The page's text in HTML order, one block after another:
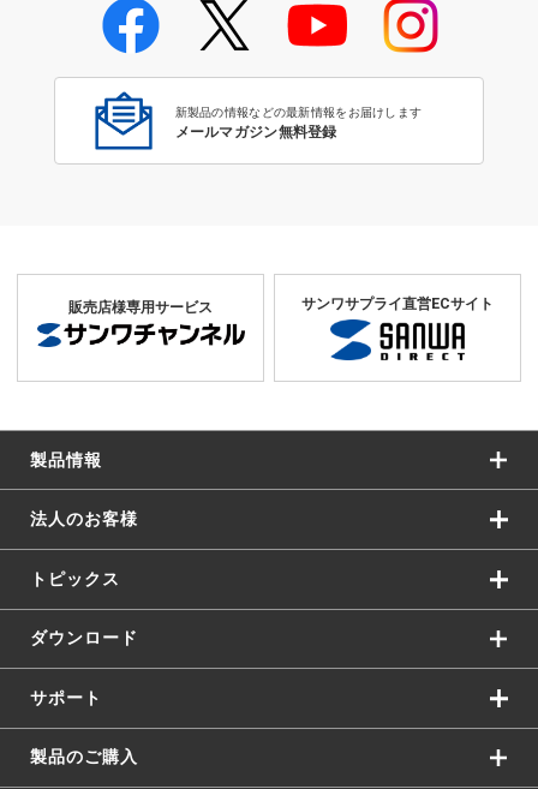
学校教育のICT環境整備特集
新製品の情報などの最新情報をお届けします
メールマガジン無料登録
販売店様専用サービス サンワサプライ直営ECサイト
製品情報
法人のお客様
トピックス
ダウンロード
サポート
製品のご購入